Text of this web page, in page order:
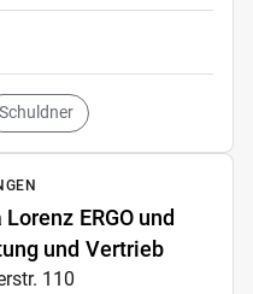
Schuldner
ERGO und
und Vertrieb
110